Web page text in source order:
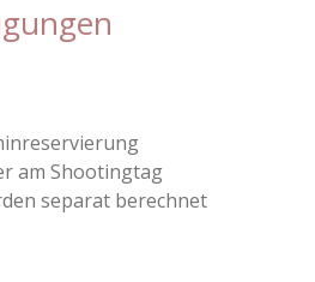
am Shootingtag
separat berechnet